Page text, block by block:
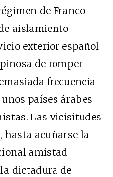
de Franco
aislamiento
exterior español
de romper
frecuencia
países árabes
Las vicisitudes
hasta acuñarse la
amistad
dictadura de